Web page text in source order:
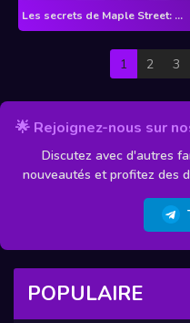
Les secrets de Maple Street: Qui a tué Madame Claremont ?
1 2 3
🌟 Rejoignez-nous sur
Discutez avec d'autres
nouveautés et profitez des
POPULAIRE